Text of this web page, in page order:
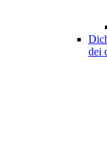
dei